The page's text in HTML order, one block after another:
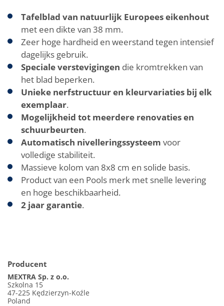
Tafelblad van natuurlijk Europees eikenhout
met een dikte van 38 mm.
Zeer hoge hardheid en weerstand tegen intensief
dagelijks gebruik.
Speciale verstevigingen die kromtrekken van
het blad beperken.
Unieke nerfstructuur en kleurvariaties bij elk
exemplaar.
Mogelijkheid tot meerdere renovaties en
schuurbeurten.
Automatisch nivelleringssysteem voor
volledige stabiliteit.
Massieve kolom van 8x8 cm en solide basis.
Product van een Pools merk met snelle levering
en hoge beschikbaarheid.
2 jaar garantie.
Producent
MEXTRA Sp. z o.o.
Szkolna 15
47-225 Kędzierzyn-Koźle
Poland